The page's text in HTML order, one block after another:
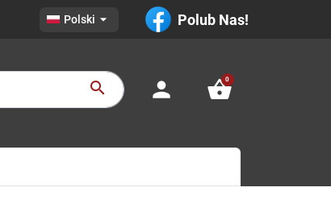
Polski  Polub Nas!
search person shopping_basket
0